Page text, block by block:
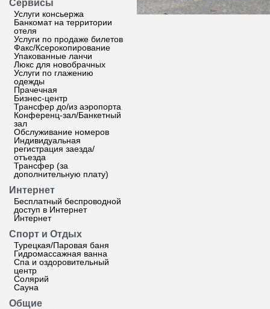
Сервисы
Услуги консьержа
Банкомат на территории
отеля
Услуги по продаже билетов
Факс/Ксерокопирование
Упакованные ланчи
Люкс для новобрачных
Услуги по глажению
одежды
Прачечная
Бизнес-центр
Трансфер до/из аэропорта
Конференц-зал/Банкетный
зал
Обслуживание номеров
Индивидуальная
регистрация заезда/
отъезда
Трансфер (за
дополнительную плату)
Интернет
Бесплатный беспроводной
доступ в Интернет
Интернет
Спорт и Отдых
Турецкая/Паровая баня
Гидромассажная ванна
Спа и оздоровительный
центр
Солярий
Сауна
Общие